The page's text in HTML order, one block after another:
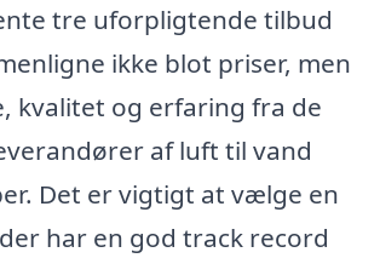
tre uforpligtende tilbud
ikke blot priser, men
kvalitet og erfaring fra de
af luft til vand
Det er vigtigt at vælge en
har en god track record